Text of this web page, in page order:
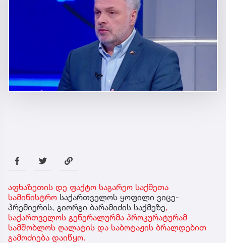
აფხაზეთის დე ფაქტო საგარეო საქმეთა
სამინისტრო საქართველოს ყოფილი ვიცე-
პრემიერის, გიორგი ბარამიძის საქმეზე,
საქართველოს გენერალურმა პროკურატურამ
სამშობლოს ღალატის და საბოტაჟის ბრალდებით
გამოძიება დაიწყო.